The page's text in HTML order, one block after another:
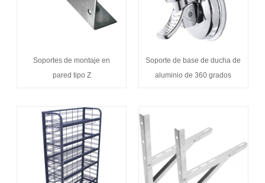
Soportes de montaje en
pared tipo Z
Soporte de base de ducha de
aluminio de 360 ​​grados